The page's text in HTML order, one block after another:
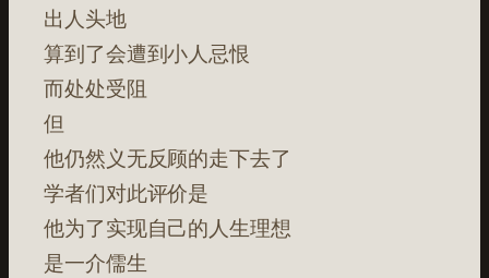
出人头地
算到了会遭到小人忌恨
而处处受阻
但
他仍然义无反顾的走下去了
学者们对此评价是
他为了实现自己的人生理想
是一介儒生